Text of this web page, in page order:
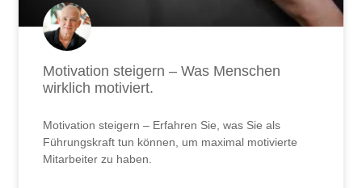
Motivation steigern – Was Menschen
wirklich motiviert.
Motivation steigern – Erfahren Sie, was Sie als
Führungskraft tun können, um maximal motivierte
Mitarbeiter zu haben.